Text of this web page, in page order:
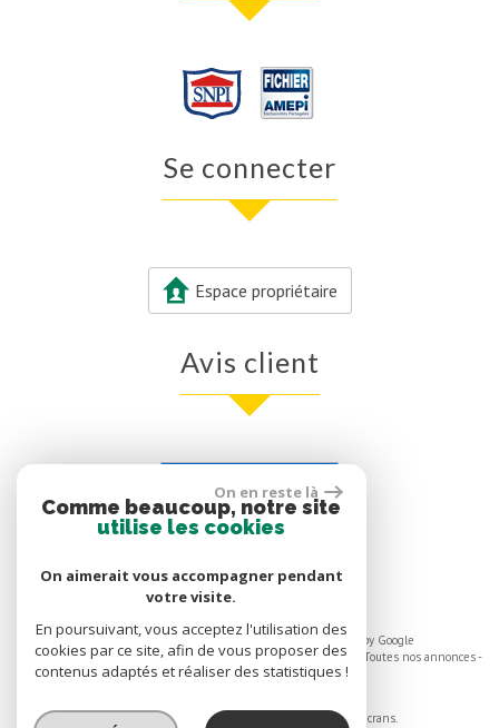
se connecter
Espace propriétaire
avis client
0 avis
© 2026 | Tous droits réservés | Traduction powered by Google
Plan du site- Mentions légales-Nos honoraires-Liens- Admin Toutes nos annonces-
Politique RGPD
un seul site adaptable à tous les types d'écrans.
On en reste là
Comme beaucoup, notre site
utilise les cookies
On aimerait vous accompagner pendant
votre visite.
En poursuivant, vous acceptez l'utilisation des
cookies par ce site, afin de vous proposer des
contenus adaptés et réaliser des statistiques !